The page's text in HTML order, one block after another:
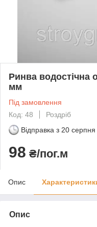
Ринва водостічна
мм
Під замовлення
Код: 48
Роздріб
Відправка з 20
98 ₴/пог.м
Опис
Опис